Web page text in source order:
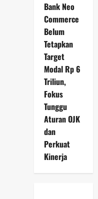
Bank Neo
Commerce
Belum
Tetapkan
Target
Modal Rp 6
Triliun,
Fokus
Tunggu
Aturan OJK
dan
Perkuat
Kinerja